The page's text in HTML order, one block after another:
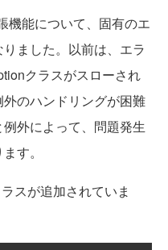
機能について、固有のエ
ました。以前は、エラ
クラスがスローされ
のハンドリングが困難
外によって、問題発生
す。
スが追加されていま